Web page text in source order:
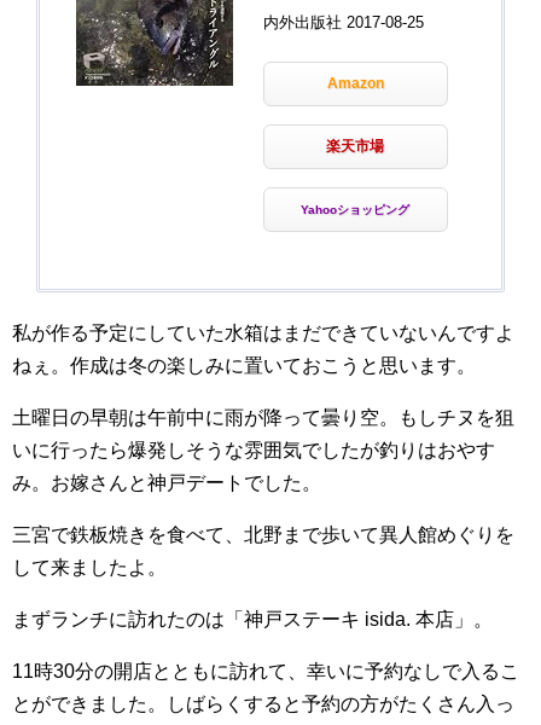
内外出版社 2017-08-25
Amazon
楽天市場
Yahooショッピング
私が作る予定にしていた水箱はまだできていないんですよ
ねぇ。作成は冬の楽しみに置いておこうと思います。
土曜日の早朝は午前中に雨が降って曇り空。もしチヌを狙
いに行ったら爆発しそうな雰囲気でしたが釣りはおやす
み。お嫁さんと神戸デートでした。
三宮で鉄板焼きを食べて、北野まで歩いて異人館めぐりを
して来ましたよ。
まずランチに訪れたのは「神戸ステーキ isida. 本店」。
11時30分の開店とともに訪れて、幸いに予約なしで入るこ
とができました。しばらくすると予約の方がたくさん入っ